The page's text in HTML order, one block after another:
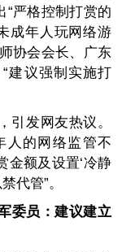
“严格控制打赏的
成年人玩网络游
协会会长、广东
建议强制实施打
发网友热议。
人的网络监管不
金额及设置‘冷静
代管”。
委员：建议建立